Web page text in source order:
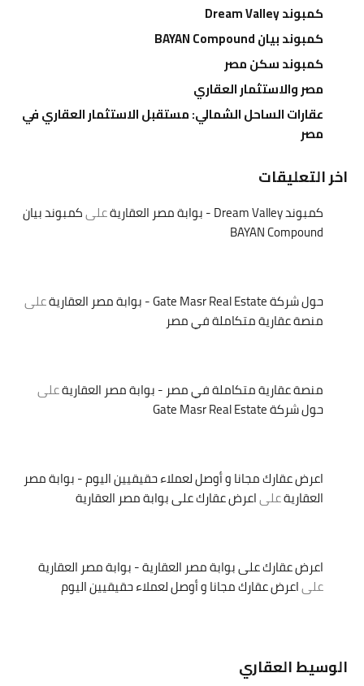
كمبوند Dream Valley
كمبوند بيان BAYAN Compound
كمبوند سكن مصر
مصر والاستثمار العقاري
عقارات الساحل الشمالي: مستقبل الاستثمار العقاري في
مصر
اخر التعليقات
كمبوند Dream Valley - بوابة مصر العقارية علىكمبوند بيان
BAYAN Compound
حول شركة Gate Masr Real Estate - بوابة مصر العقارية
على
منصة عقارية متكاملة في مصر
منصة عقارية متكاملة في مصر - بوابة مصر العقاريةعلى
حول شركة Gate Masr Real Estate
اعرض عقارك مجانا و أوصل لعملاء حقيقيين اليوم - بوابة مصر
العقاريةعلىاعرض عقارك على بوابة مصر العقارية
اعرض عقارك على بوابة مصر العقارية - بوابة مصر العقارية
علىاعرض عقارك مجانا و أوصل لعملاء حقيقيين اليوم
الوسيط العقاري